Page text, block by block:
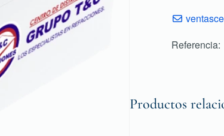
Referencia:
Productos